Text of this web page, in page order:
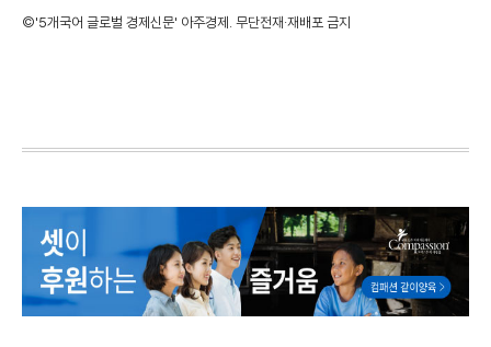
©'5개국어 글로벌 경제신문' 아주경제. 무단전재·재배포 금지